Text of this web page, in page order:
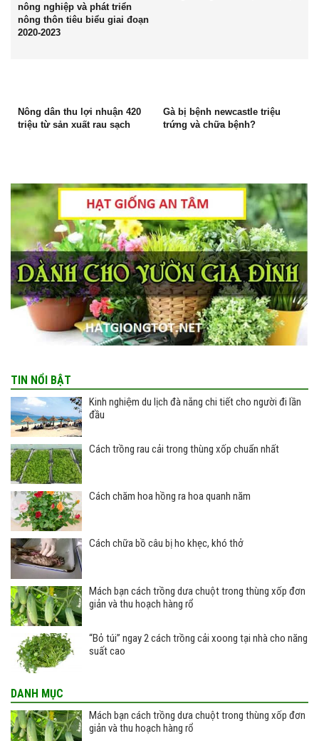
nông nghiệp và phát triển
nông thôn tiêu biểu giai đoạn
2020-2023
Nông dân thu lợi nhuận 420
triệu từ sản xuất rau sạch
Gà bị bệnh newcastle triệu
trứng và chữa bệnh?
TIN NỔI BẬT
Kinh nghiệm du lịch đà nẵng chi tiết cho người đi lần
đầu
Cách trồng rau cải trong thùng xốp chuẩn nhất
Cách chăm hoa hồng ra hoa quanh năm
Cách chữa bồ câu bị ho khẹc, khó thở
Mách bạn cách trồng dưa chuột trong thùng xốp đơn
giản và thu hoạch hàng rổ
“Bỏ túi” ngay 2 cách trồng cải xoong tại nhà cho năng
suất cao
DANH MỤC
Mách bạn cách trồng dưa chuột trong thùng xốp đơn
giản và thu hoạch hàng rổ